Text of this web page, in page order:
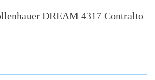
DREAM 4317 Contralto